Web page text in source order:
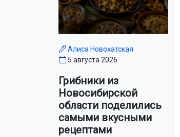
Алиса Новохатская
5 августа 2026
Грибники из
Новосибирской
области поделились
самыми вкусными
рецептами